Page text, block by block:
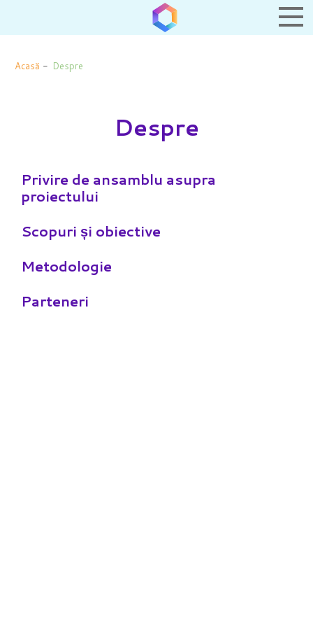
Acasă - Despre
Despre
Privire de ansamblu asupra
proiectului
Scopuri și obiective
Metodologie
Parteneri